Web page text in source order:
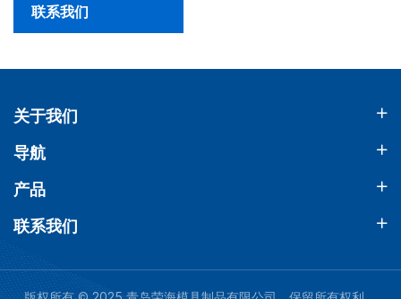
联系我们
关于我们
导航
产品
联系我们